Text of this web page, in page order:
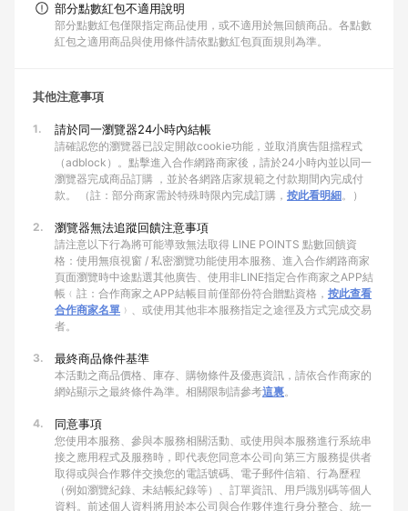
部分點數紅包不適用說明
部分點數紅包僅限指定商品使用，或不適用於無回饋商品。各點數
紅包之適用商品與使用條件請依點數紅包頁面規則為準。
其他注意事項
1. 請於同一瀏覽器24小時內結帳
請確認您的瀏覽器已設定開啟cookie功能，並取消廣告阻擋程式
（adblock）。點擊進入合作網路商家後，請於24小時內並以同一
瀏覽器完成商品訂購 ，並於各網路店家規範之付款期間內完成付
款。 （註：部分商家需於特殊時限內完成訂購， 按此看明細。）
2. 瀏覽器無法追蹤回饋注意事項
請注意以下行為將可能導致無法取得 LINE POINTS 點數回饋資
格：使用無痕視窗 / 私密瀏覽功能使用本服務、進入合作網路商家
頁面瀏覽時中途點選其他廣告、使用非LINE指定合作商家之APP結
帳﹙註：合作商家之APP結帳目前僅部份符合贈點資格， 按此查看
合作商家名單 ﹚、或使用其他非本服務指定之途徑及方式完成交易
者。
3. 最終商品條件基準
本活動之商品價格、庫存、購物條件及優惠資訊，請依合作商家的
網站顯示之最終條件為準。相關限制請參考這裏。
4. 同意事項
您使用本服務、參與本服務相關活動、或使用與本服務進行系統串
接之應用程式及服務時，即代表您同意本公司向第三方服務提供者
取得或與合作夥伴交換您的電話號碼、電子郵件信箱、行為歷程
（例如瀏覽紀錄、未結帳紀錄等）、訂單資訊、用戶識別碼等個人
資料。前述個人資料將用於本公司與合作夥伴進行身分整合、統一